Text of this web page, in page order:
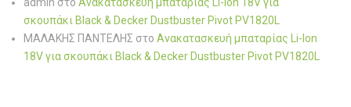
admin στο Ανακατασκευή μπαταρίας Li-Ion 18V για
σκουπάκι Black & Decker Dustbuster Pivot PV1820L
ΜΑΛΑΚΗΣ ΠΑΝΤΕΛΗΣ στο Ανακατασκευή μπαταρίας Li-Ion
18V για σκουπάκι Black & Decker Dustbuster Pivot PV1820L